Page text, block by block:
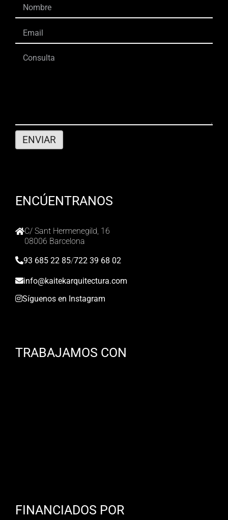
ENCÚENTRANOS
C/ Sant Hermenegild, 16
08006 Barcelona
93 685 22 85/722 39 68 02
info@kaitekarquitectura.com
Síguenos en Instagram
TRABAJAMOS CON
FINANCIADOS POR